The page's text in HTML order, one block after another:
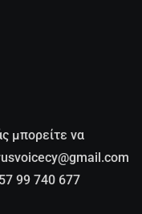
μπορείτε να
99 740 677